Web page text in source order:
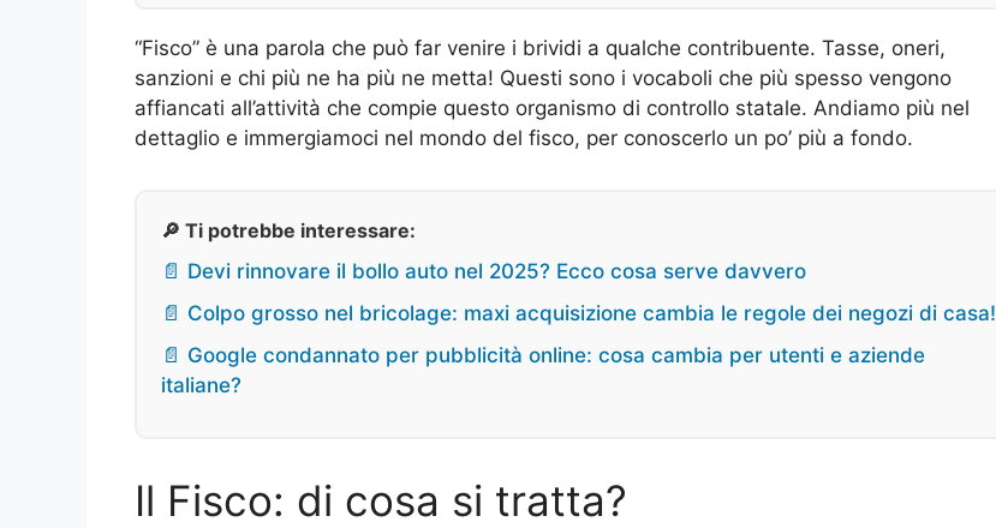
“Fisco” è una parola che può far venire i brividi a qualche contribuente. Tasse, oneri,
sanzioni e chi più ne ha più ne metta! Questi sono i vocaboli che più spesso vengono
affiancati all’attività che compie questo organismo di controllo statale. Andiamo più nel
dettaglio e immergiamoci nel mondo del fisco, per conoscerlo un po’ più a fondo.
🔎 Ti potrebbe interessare:
📄 Devi rinnovare il bollo auto nel 2025? Ecco cosa serve davvero
📄 Colpo grosso nel bricolage: maxi acquisizione cambia le regole dei negozi di casa!
📄 Google condannato per pubblicità online: cosa cambia per utenti e aziende
italiane?
Il Fisco: di cosa si tratta?